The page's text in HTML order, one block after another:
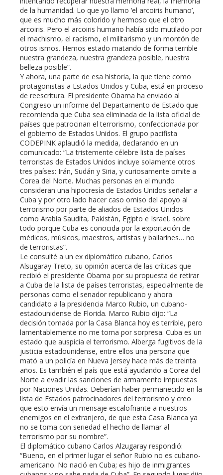
de la humanidad. Lo que yo llamo ‘el arcoiris humano’,
que es mucho más colorido y hermoso que el otro
arcoiris. Pero el arcoiris humano había sido mutilado por
el machismo, el racismo, el militarismo y un montón de
otros ismos. Hemos estado matando de forma terrible
nuestra grandeza, nuestra grandeza posible, nuestra
belleza posible”.
Y ahora, una parte de esa historia, la que tiene como
protagonistas a Estados Unidos y Cuba, está en proceso
de reescritura. El presidente Obama ha enviado al
Congreso un informe del Departamento de Estado que
recomienda que Cuba sea eliminada de la lista oficial de
países que patrocinan el terrorismo, confeccionada por
el gobierno de Estados Unidos. El grupo pacifista
CODEPINK aplaudió la medida, declarando en un
comunicado: “La tristemente célebre lista de países
terroristas de Estados Unidos incluye solamente otros
tres países: Irán, Sudán y Siria, y curiosamente omite a
Corea del Norte. Muchas personas en el mundo
consideran una hipocresía de Estados Unidos señalar a
Cuba y por otro lado hacer caso omiso del apoyo al
terrorismo por parte de aliados de Estados Unidos
como Arabia Saudita, Pakistán, Egipto e Israel, sobre
todo porque Cuba es conocida por la exportación de
médicos, músicos, maestros, artistas y bailarines… no
de terroristas”.
Le consulté a un ex diplomático cubano, Carlos
Alsugaray Treto, su opinión acerca de las críticas que
recibió el presidente Obama por su propuesta de retirar
a Cuba de la lista de países terroristas, especialmente de
personas como el senador republicano y ahora
candidato a la presidencia Marco Rubio, un cubano-
estadounidense de Florida. Marco Rubio dijo: “La
decisión tomada por la Casa Blanca hoy es terrible, pero
lamentablemente no me toma por sorpresa. Cuba es un
estado que auspicia el terrorismo. Alberga fugitivos de la
justicia estadounidense, entre ellos una persona que
mató a un policía en Nueva Jersey hace más de treinta
años. Es también el país que está ayudando a Corea del
Norte a evadir las sanciones de armamento impuestas
por Naciones Unidas. Deberían haber permanecido en la
lista de Estados patrocinadores del terrorismo y creo
que esto envía un mensaje escalofriante a nuestros
enemigos en el extranjero, de que esta Casa Blanca ya
no se toma con seriedad el hecho de llamar al
terrorismo por su nombre”.
El diplomático cubano Carlos Alzugaray respondió:
“Bueno, en el primer lugar el señor Rubio no es cubano-
americano. No nació en Cuba; es hijo de inmigrantes